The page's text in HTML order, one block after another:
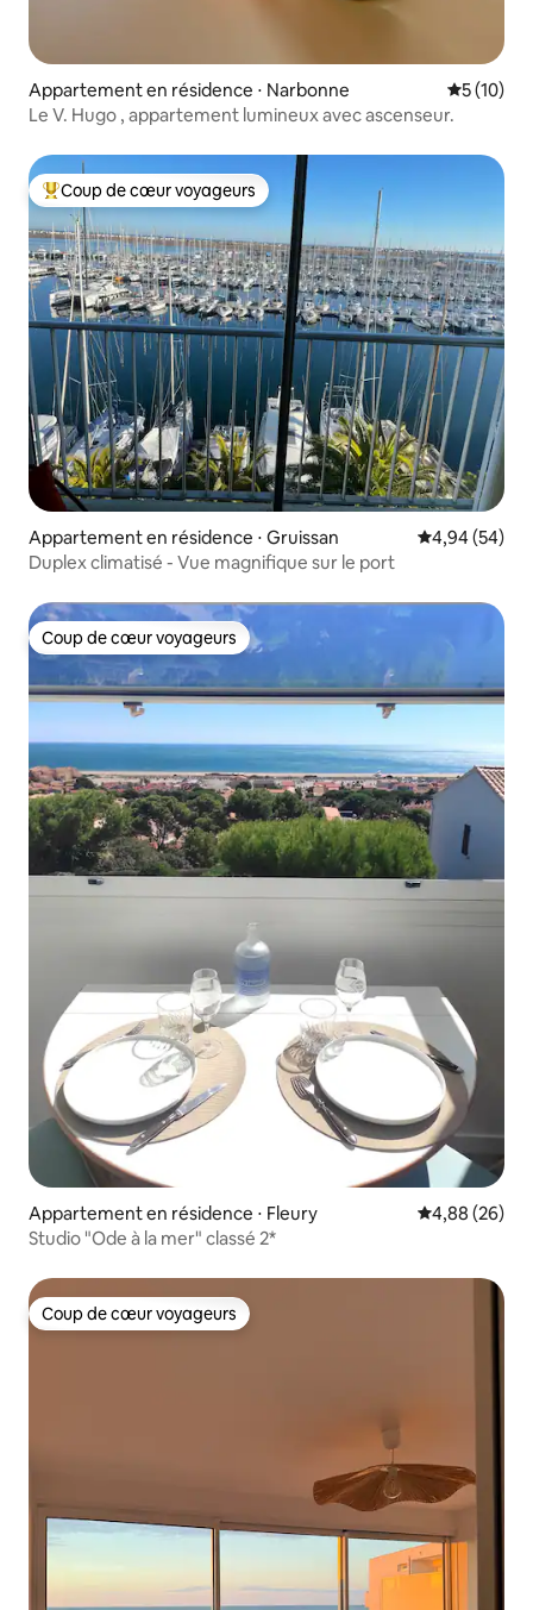
Appartement en résidence ⋅ Narbonne
5 (10)
Le V. Hugo , appartement lumineux avec ascenseur.
Coups de cœur voyageurs les plus appréciés
Coup de cœur voyageurs
Appartement en résidence ⋅ Gruissan Évaluation
4,94 (54)
Duplex climatisé - Vue magnifique sur le port
Coup de cœur voyageurs
Coup de cœur voyageurs
Appartement en résidence ⋅ Fleury Évaluation
4,88 (26)
Studio "Ode à la mer" classé 2*
Coup de cœur voyageurs
Coup de cœur voyageurs